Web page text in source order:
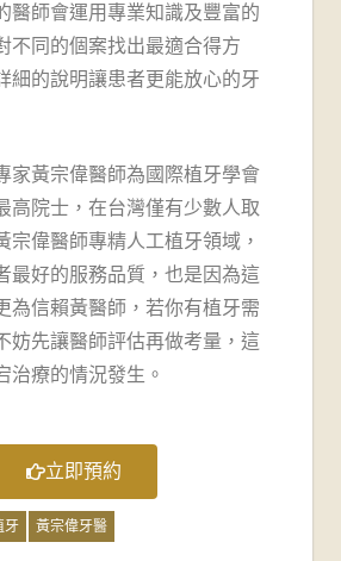
醫師會運用專業知識及豐富的
不同的個案找出最適合得方
細的說明讓患者更能放心的牙
家黃宗偉醫師為國際植牙學會
高院士，在台灣僅有少數人取
宗偉醫師專精人工植牙領域，
最好的服務品質，也是因為這
為信賴黃醫師，若你有植牙需
妨先讓醫師評估再做考量，這
治療的情況發生。
立即預約
牙 黃宗偉牙醫